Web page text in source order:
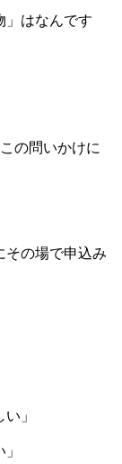
」はなんです
の問いかけに
その場で申込み
」